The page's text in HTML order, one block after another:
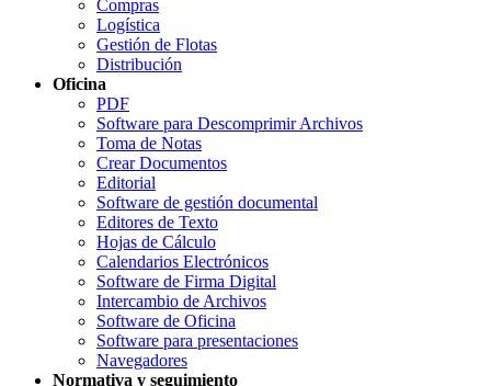
Compras
Logística
Gestión de Flotas
Distribución
Oficina
PDF
Software para Descomprimir Archivos
Toma de Notas
Crear Documentos
Editorial
Software de gestión documental
Editores de Texto
Hojas de Cálculo
Calendarios Electrónicos
Software de Firma Digital
Intercambio de Archivos
Software de Oficina
Software para presentaciones
Navegadores
Normativa y seguimiento